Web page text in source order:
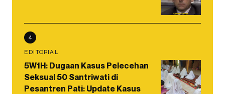
4
EDITORIAL
5W1H: Dugaan Kasus Pelecehan
Seksual 50 Santriwati di
Pesantren Pati: Update Kasus